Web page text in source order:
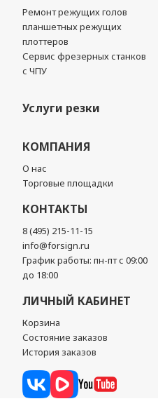
Ремонт режущих голов
планшетных режущих
плоттеров
Сервис фрезерных станков
с ЧПУ
Услуги резки
КОМПАНИЯ
О нас
Торговые площадки
КОНТАКТЫ
8 (495) 215-11-15
info@forsign.ru
График работы: пн-пт с 09:00
до 18:00
ЛИЧНЫЙ КАБИНЕТ
Корзина
Состояние заказов
История заказов